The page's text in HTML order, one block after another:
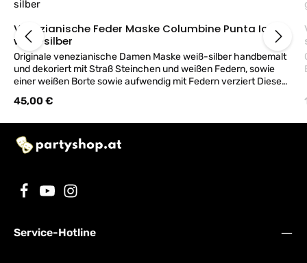
Venezianische Feder Maske Columbine Punta Ice
weiß-silber
Originale venezianische Damen Maske weiß-silber handbemalt
und dekoriert mit Straß Steinchen und weißen Federn, sowie
einer weißen Borte sowie aufwendig mit Federn verziert Diese
Maske hat weiße Bänder zum Binden. Diese Ballmaske ist eine
Regulärer Preis:
45,00 €
Service-Hotline